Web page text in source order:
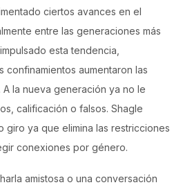
ciertos avances en el
entre las generaciones más
esta tendencia,
confinamientos aumentaron las
la nueva generación ya no le
calificación o falsos. Shagle
giro ya que elimina las restricciones
conexiones por género.
amistosa o una conversación